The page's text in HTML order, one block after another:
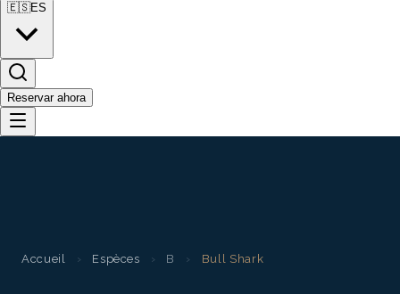
🇪🇸ES
Reservar ahora
Accueil › Espèces › B › Bull Shark